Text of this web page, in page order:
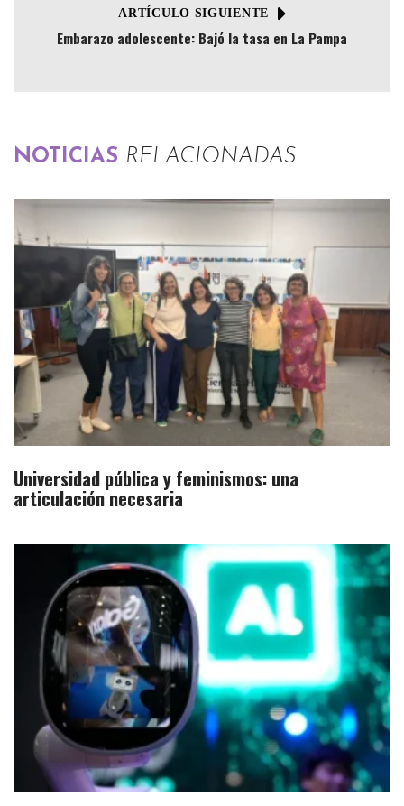
ARTÍCULO SIGUIENTE
Embarazo adolescente: Bajó la tasa en La Pampa
NOTICIAS RELACIONADAS
Universidad pública y feminismos: una
articulación necesaria